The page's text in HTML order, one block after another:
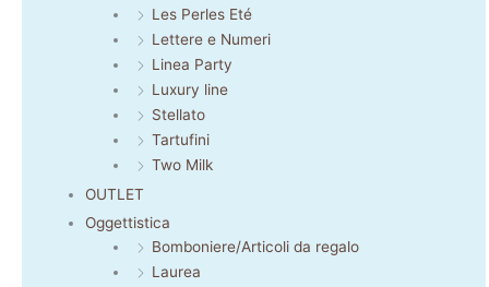
Les Perles Eté
Lettere e Numeri
Linea Party
Luxury line
Stellato
Tartufini
Two Milk
OUTLET
Oggettistica
Bomboniere/Articoli da regalo
Laurea